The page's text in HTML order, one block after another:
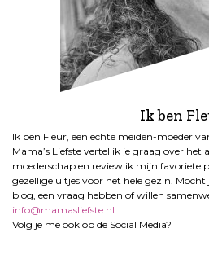
r
i
n
Ik ben
Ik ben Fleur, een echte meiden-moeder
Mama’s Liefste vertel ik je graag over
moederschap en review ik mijn favoriete
gezellige uitjes voor het hele gezin.
blog, een vraag hebben of willen
info@mamasliefste.nl.
Volg je me ook op de Social Media?